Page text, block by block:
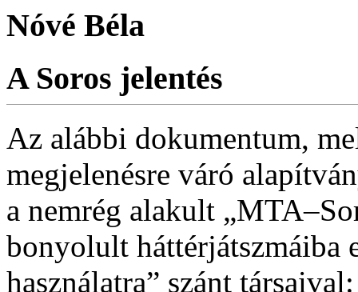
Nóvé Béla
A Soros jelentés
Az alábbi dokumentum,
megjelenésre váró
a nemrég alakult
bonyolult háttérjátszmáiba
használatra” szánt